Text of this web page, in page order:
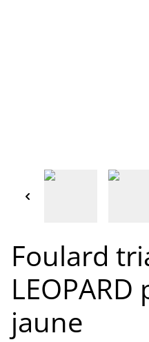
Foulard
jaune